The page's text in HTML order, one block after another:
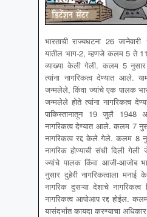
भारताची राज्यघटना 26
यातील भाग-2, म्हणजे कलम 5 ते
व्याख्या केली गेली. कलम 5 नुसार
त्यांना नागरिकत्व देण्यात आले.
जन्मलेले, किंवा ज्यांचे एक पालक
जन्मलेले होते त्यांना नागरिकत्व
पाकिस्तानातून 19 जुलै 1948
नागरिकत्व देण्यात आले. कलम 7
नागरिकत्व रद्द केले गेले. कलम 8
नागरिक होण्याची संधी दिली गेली
ज्यांचे पालक किंवा आजी-आजोब
नुसार दुहेरी नागरिकत्वाला
नागरिक दुसऱ्या देशाचे नागरिकत्व
नागरिकत्व आपोआप रद्द होईल.
यासंदर्भात कायदा करण्याचा